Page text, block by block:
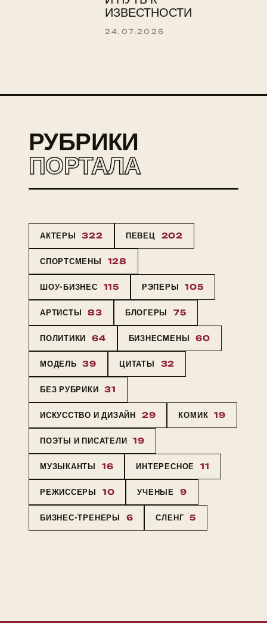
ИЗВЕСТНОСТИ
24.07.2026
РУБРИКИ
ПОРТАЛА
АКТЕРЫ 322 ПЕВЕЦ 202
СПОРТСМЕНЫ 128
ШОУ-БИЗНЕС 115 РЭПЕРЫ 105
АРТИСТЫ 83 БЛОГЕРЫ 75
ПОЛИТИКИ 64 БИЗНЕСМЕНЫ 60
МОДЕЛЬ 39 ЦИТАТЫ 32
БЕЗ РУБРИКИ 31
ИСКУССТВО И ДИЗАЙН 29 КОМИК 19
ПОЭТЫ И ПИСАТЕЛИ 19
МУЗЫКАНТЫ 16 ИНТЕРЕСНОЕ 11
РЕЖИССЕРЫ 10 УЧЕНЫЕ 9
БИЗНЕС-ТРЕНЕРЫ 6 СЛЕНГ 5